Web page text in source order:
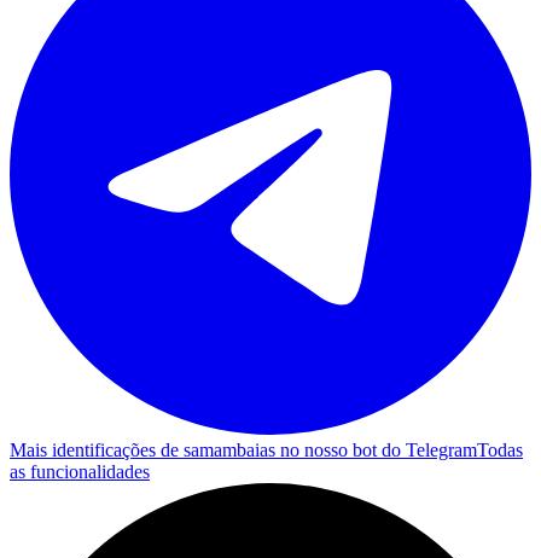
Mais identificações de samambaias no nosso bot do TelegramTodas
as funcionalidades